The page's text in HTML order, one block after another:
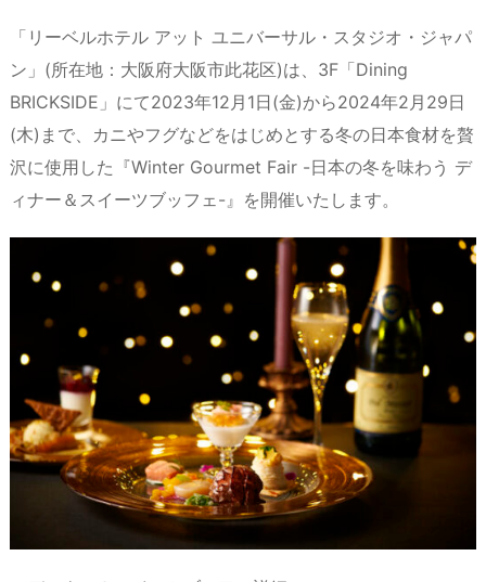
e
a
d
s
st
o
d
o
n
e
s
k
y
m
bl
r
b
o
ar
d
n
dr
o
p.
io
「リーベルホテル アット ユニバーサル・スタジオ・ジャパ
ン」(所在地：大阪府大阪市此花区)は、3F「Dining
BRICKSIDE」にて2023年12月1日(金)から2024年2月29日
(木)まで、カニやフグなどをはじめとする冬の日本食材を贅
沢に使用した『Winter Gourmet Fair -日本の冬を味わう デ
ィナー＆スイーツブッフェ-』を開催いたします。